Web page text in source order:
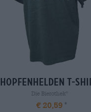
Hopfenhelden T-
Die Bierothek®
€ 20,59